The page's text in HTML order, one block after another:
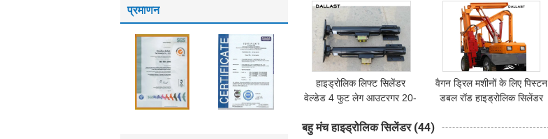
प्रमाणन
हाइड्रोलिक लिफ्ट सिलेंडर
वेल्डेड 4 फुट लेग आउटरगर 20-
वैगन ड्रिल मशीनों के लिए पिस्टन
डबल रॉड हाइड्रोलिक सिलेंडर
बहु मंच हाइड्रोलिक सिलेंडर (44)